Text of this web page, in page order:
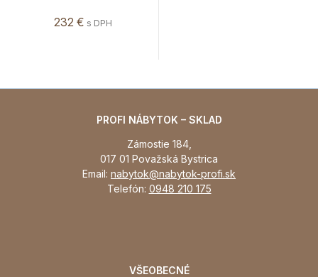
232 € s DPH
PROFI NÁBYTOK – SKLAD
Zámostie 184,
017 01 Považská Bystrica
Email: nabytok@nabytok-profi.sk
Telefón: 0948 210 175
VŠEOBECNÉ